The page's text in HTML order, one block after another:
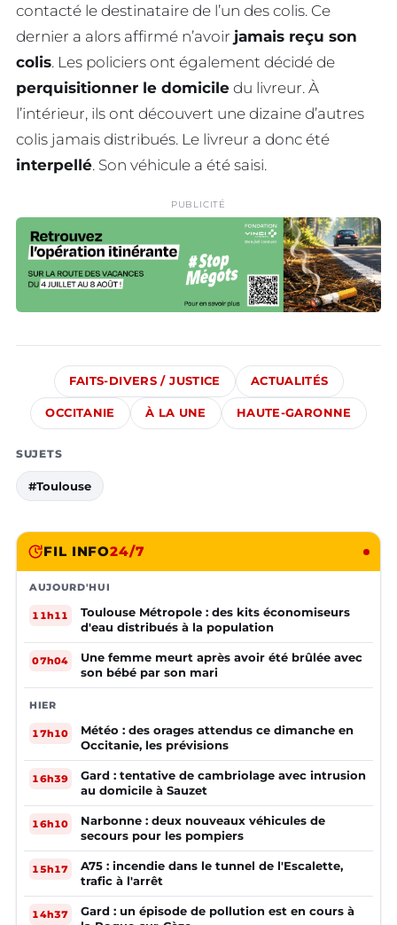
contacté le destinataire de l’un des colis. Ce
dernier a alors affirmé n’avoir jamais reçu son
colis. Les policiers ont également décidé de
perquisitionner le domicile du livreur. À
l’intérieur, ils ont découvert une dizaine d’autres
colis jamais distribués. Le livreur a donc été
interpellé. Son véhicule a été saisi.
PUBLICITÉ
FAITS-DIVERS / JUSTICE ACTUALITÉS
OCCITANIE À LA UNE HAUTE-GARONNE
SUJETS
#Toulouse
FIL INFO24/7
AUJOURD'HUI
11h11
Toulouse Métropole : des kits économiseurs
d'eau distribués à la population
07h04
Une femme meurt après avoir été brûlée avec
son bébé par son mari
HIER
17h10
Météo : des orages attendus ce dimanche en
Occitanie, les prévisions
16h39
Gard : tentative de cambriolage avec intrusion
au domicile à Sauzet
16h10
Narbonne : deux nouveaux véhicules de
secours pour les pompiers
15h17
A75 : incendie dans le tunnel de l'Escalette,
trafic à l'arrêt
14h37
Gard : un épisode de pollution est en cours à